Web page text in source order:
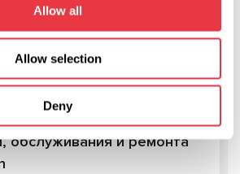
Allow all
Allow selection
Deny
обслуживания и ремонта